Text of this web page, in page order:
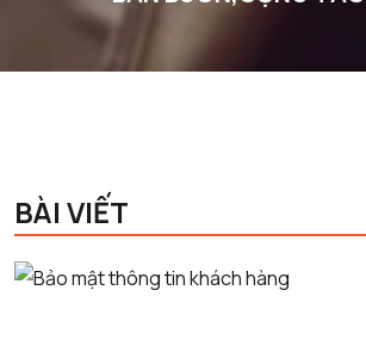
BÀI VIẾT